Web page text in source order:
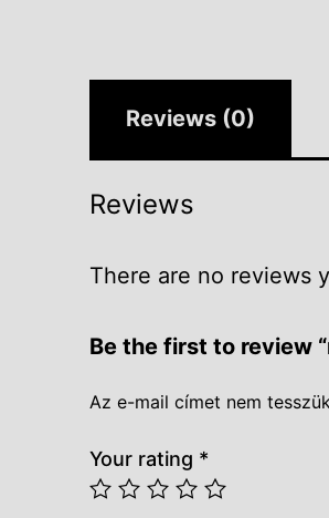
Reviews (0)
Reviews
There are no reviews
Be the first to review
Az e-mail címet nem
Your rating *